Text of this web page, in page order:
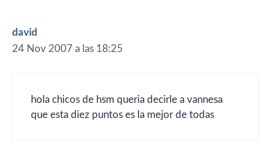
david
24 Nov 2007 a las 18:25
hola chicos de hsm queria decirle a vannesa
que esta diez puntos es la mejor de todas